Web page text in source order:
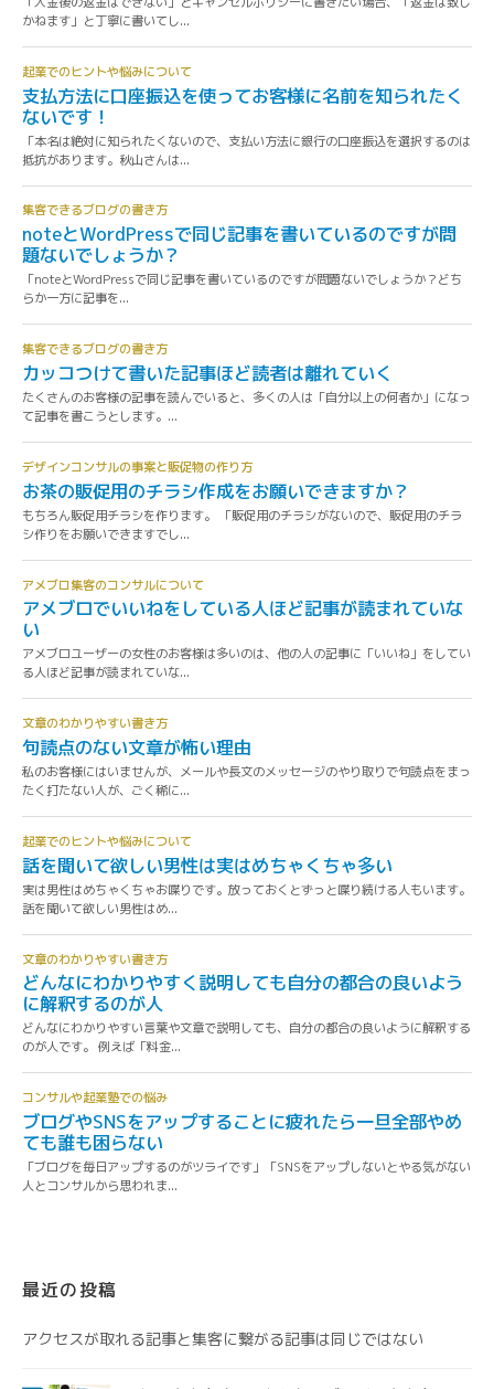
最近の投稿
アクセスが取れる記事と集客に繋がる記事は同じではない